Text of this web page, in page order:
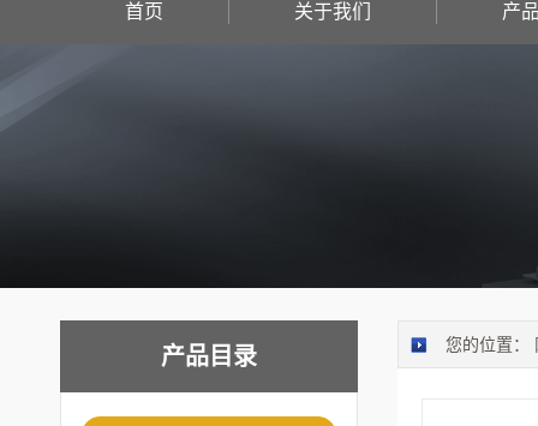
首页 关于我们 产
产品目录 您的位置：